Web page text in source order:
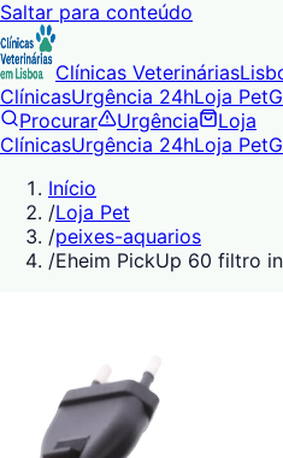
Saltar para conteúdo
Clínicas Veterinárias
ClínicasUrgência 24hLoja Pet
Procurar
Urgência
Loja
ClínicasUrgência 24hLoja Pet
Início
/Loja Pet
/peixes-aquarios
/Eheim PickUp 60 filtro